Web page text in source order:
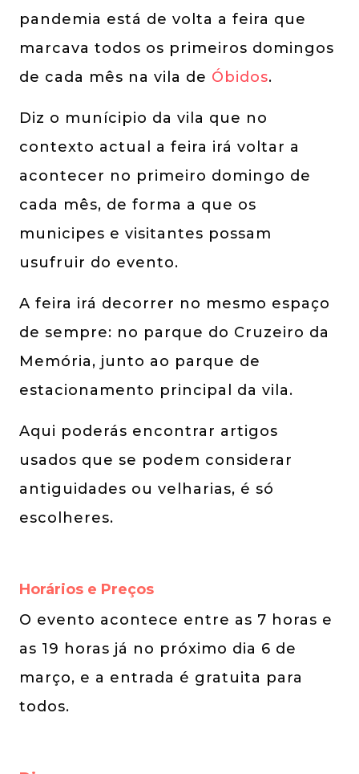
pandemia está de volta a feira que
marcava todos os primeiros domingos
de cada mês na vila de Óbidos.
Diz o munícipio da vila que no
contexto actual a feira irá voltar a
acontecer no primeiro domingo de
cada mês, de forma a que os
municipes e visitantes possam
usufruir do evento.
A feira irá decorrer no mesmo espaço
de sempre: no parque do Cruzeiro da
Memória, junto ao parque de
estacionamento principal da vila.
Aqui poderás encontrar artigos
usados que se podem considerar
antiguidades ou velharias, é só
escolheres.
Horários e Preços
O evento acontece entre as 7 horas e
as 19 horas já no próximo dia 6 de
março, e a entrada é gratuita para
todos.